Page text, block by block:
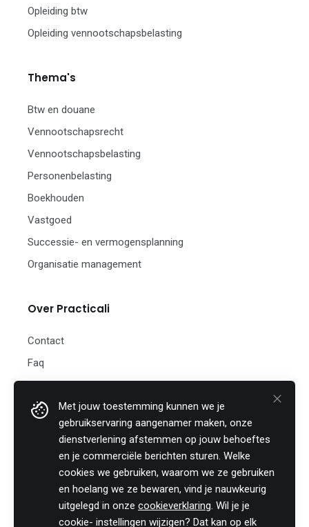
Met jouw toestemming kunnen we je
gebruikservaring aangenamer maken, onze
dienstverlening afstemmen op jouw behoeftes
en je commerciële berichten sturen. Welke
cookies we gebruiken, waarom we ze gebruiken
en hoelang we ze bewaren, vind je nauwkeurig
uitgelegd in onze cookieverklaring. Wil je je
cookie- instellingen wijzigen? Dat kan op elk
Opleiding btw
Opleiding vennootschapsbelasting
Thema's
Btw en douane
Vennootschapsrecht
Vennootschapsbelasting
Personenbelasting
Boekhouden
Vastgoed
Successie- en vermogensplanning
Organisatie management
Over Practicali
Contact
Faq
Nieuwsbrief
Practicali bv
Hof te Perremans 16
+32 (0)46 820 02 12
Fax: +32 (0)51 85 00 78
E-mail: info@practicali.be